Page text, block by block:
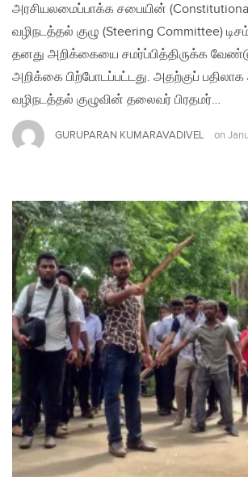
அரசியலமைப்பாக்க சபையின்
வழிநடத்தல் குழு (Steering Committee)
தனது அறிக்கையை சமர்ப்பித்திருக்க
அறிக்கை பிற்போடப்பட்டது. அதற்குப்
வழிநடத்தல் குழுவின் தலைவர் பிரதமர்…
GURUPARAN KUMARAVADIVEL on